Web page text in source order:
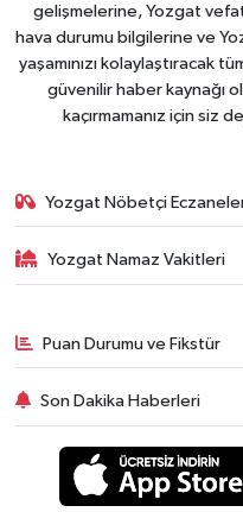
gelişmelerine, Yozgat
hava durumu bilgilerine ve
yaşamınızı kolaylaştıracak
güvenilir haber kaynağı
kaçırmamanız için siz
Yozgat Nöbetçi
Yozgat Namaz Vakitleri
Puan Durumu ve Fikstür
Son Dakika Haberleri